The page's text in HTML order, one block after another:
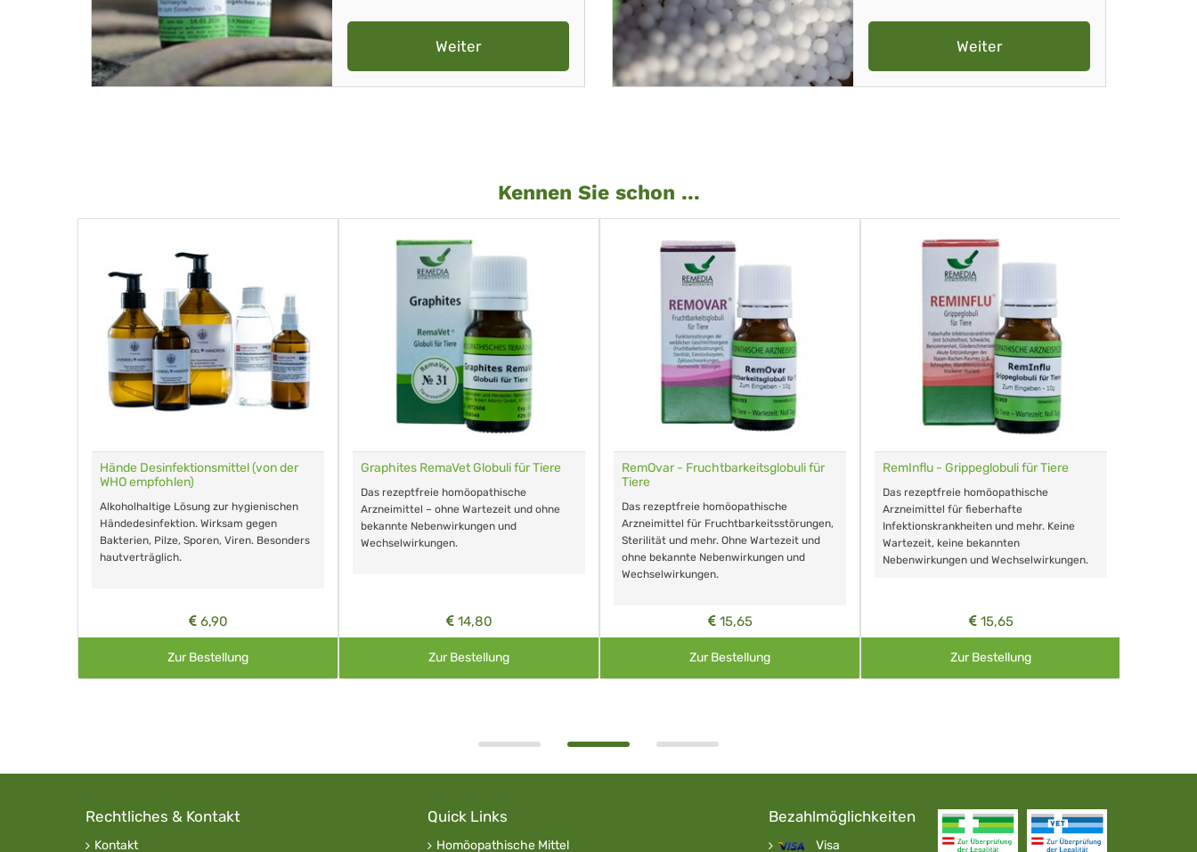
Weiter Weiter
Kennen Sie schon ...
Hände Desinfektionsmittel (von der
WHO empfohlen)
Alkoholhaltige Lösung zur hygienischen
Händedesinfektion. Wirksam gegen
Bakterien, Pilze, Sporen, Viren. Besonders
hautverträglich.
6,90
Zur Bestellung
Graphites RemaVet Globuli für Tiere
Das rezeptfreie homöopathische
Arzneimittel – ohne Wartezeit und ohne
bekannte Nebenwirkungen und
Wechselwirkungen.
14,80
Zur Bestellung
RemOvar - Fruchtbarkeitsglobuli für
Tiere
Das rezeptfreie homöopathische
Arzneimittel für Fruchtbarkeitsstörungen,
Sterilität und mehr. Ohne Wartezeit und
ohne bekannte Nebenwirkungen und
Wechselwirkungen.
15,65
Zur Bestellung
RemInflu - Grippeglobuli für Tiere
Das rezeptfreie homöopathische
Arzneimittel für fieberhafte
Infektionskrankheiten und mehr. Keine
Wartezeit, keine bekannten
Nebenwirkungen und Wechselwirkungen.
15,65
Zur Bestellung
Rechtliches & Kontakt
Kontakt
Quick Links
Homöopathische Mittel
Bezahlmöglichkeiten
Visa